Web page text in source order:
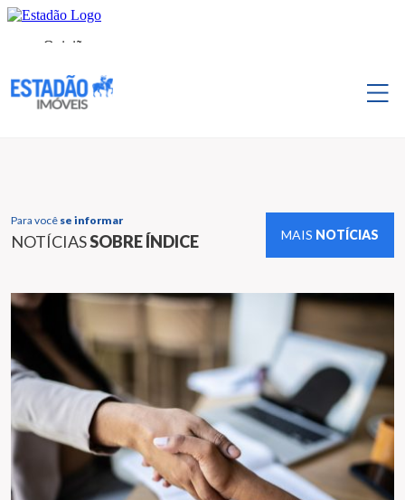
Para você se informar
NOTÍCIASSOBRE ÍNDICE MAIS NOTÍCIAS